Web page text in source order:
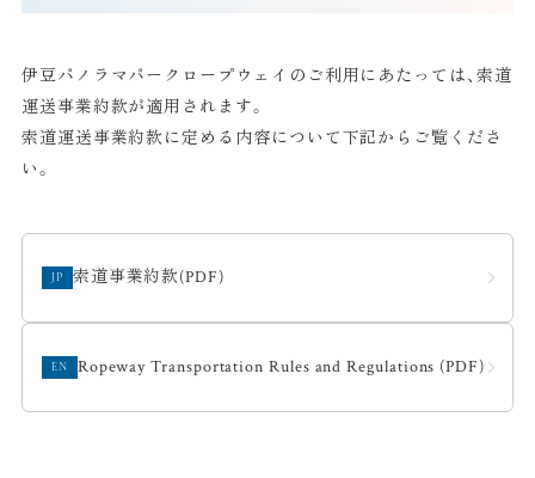
伊豆パノラマパークロープウェイのご利用にあたっては、索道
運送事業約款が適用されます。
索道運送事業約款に定める内容について下記からご覧くださ
い。
JP 索道事業約款(PDF)
EN Ropeway Transportation Rules and Regulations (PDF)